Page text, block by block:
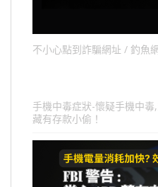
不小心點到詐騙網址 / 釣魚
手機中毒症狀-懷疑手機中
藏有存款小偷！